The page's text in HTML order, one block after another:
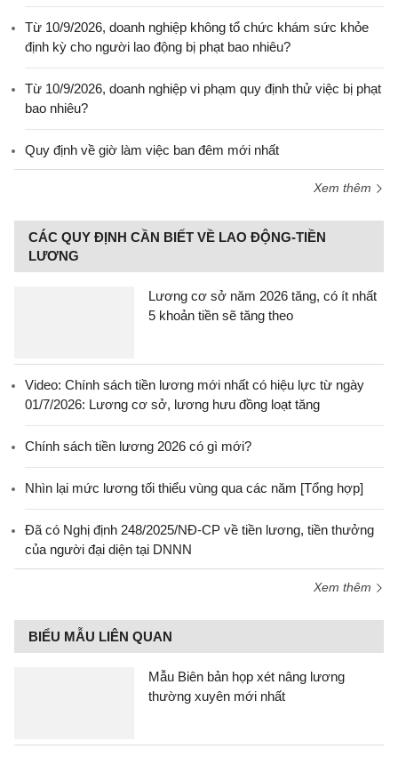
Từ 10/9/2026, doanh nghiệp không tổ chức khám sức khỏe
định kỳ cho người lao động bị phạt bao nhiêu?
Từ 10/9/2026, doanh nghiệp vi phạm quy định thử việc bị phạt
bao nhiêu?
Quy định về giờ làm việc ban đêm mới nhất
Xem thêm
CÁC QUY ĐỊNH CẦN BIẾT VỀ LAO ĐỘNG-TIỀN
LƯƠNG
Lương cơ sở năm 2026 tăng, có ít nhất
5 khoản tiền sẽ tăng theo
Video: Chính sách tiền lương mới nhất có hiệu lực từ ngày
01/7/2026: Lương cơ sở, lương hưu đồng loạt tăng
Chính sách tiền lương 2026 có gì mới?
Nhìn lại mức lương tối thiểu vùng qua các năm [Tổng hợp]
Đã có Nghị định 248/2025/NĐ-CP về tiền lương, tiền thưởng
của người đại diện tại DNNN
Xem thêm
BIỂU MẪU LIÊN QUAN
Mẫu Biên bản họp xét nâng lương
thường xuyên mới nhất